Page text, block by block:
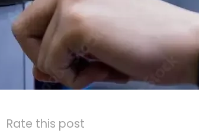
Rate this post